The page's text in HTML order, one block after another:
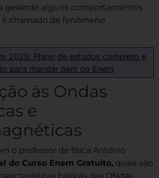
gerando alguns comportamentos
chamado de fenômeno
2025: Plano de estudos completo e
para mandar bem no Enem
às Ondas
e
o professor de física Antônio
do Curso Enem Gratuito, quais são
básicas das ONdas